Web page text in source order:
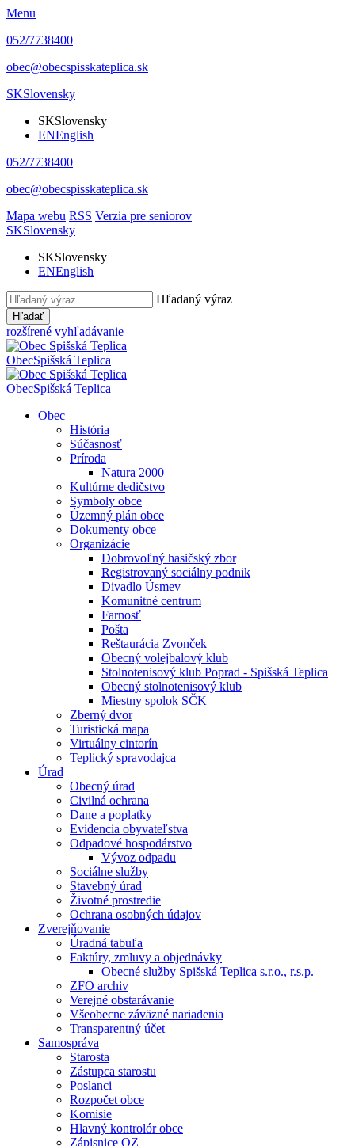
Menu
052/7738400
obec@obecspisskateplica.sk
SKSlovensky
SKSlovensky
ENEnglish
052/7738400
obec@obecspisskateplica.sk
Mapa webu RSS Verzia pre seniorov
SKSlovensky
SKSlovensky
ENEnglish
Hľadaný výraz
Hľadať
rozšírené vyhľadávanie
ObecSpišská Teplica
ObecSpišská Teplica
Obec
História
Súčasnosť
Príroda
Natura 2000
Kultúrne dedičstvo
Symboly obce
Územný plán obce
Dokumenty obce
Organizácie
Dobrovoľný hasičský zbor
Registrovaný sociálny podnik
Divadlo Úsmev
Komunitné centrum
Farnosť
Pošta
Reštaurácia Zvonček
Obecný volejbalový klub
Stolnotenisový klub Poprad - Spišská Teplica
Obecný stolnotenisový klub
Miestny spolok SČK
Zberný dvor
Turistická mapa
Virtuálny cintorín
Teplický spravodajca
Úrad
Obecný úrad
Civilná ochrana
Dane a poplatky
Evidencia obyvateľstva
Odpadové hospodárstvo
Vývoz odpadu
Sociálne služby
Stavebný úrad
Životné prostredie
Ochrana osobných údajov
Zverejňovanie
Úradná tabuľa
Faktúry, zmluvy a objednávky
Obecné služby Spišská Teplica s.r.o., r.s.p.
ZFO archiv
Verejné obstarávanie
Všeobecne záväzné nariadenia
Transparentný účet
Samospráva
Starosta
Zástupca starostu
Poslanci
Rozpočet obce
Komisie
Hlavný kontrolór obce
Zápisnice OZ